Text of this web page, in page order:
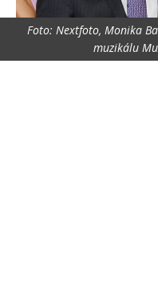
Foto: Nextfoto, Monika
muzikálu